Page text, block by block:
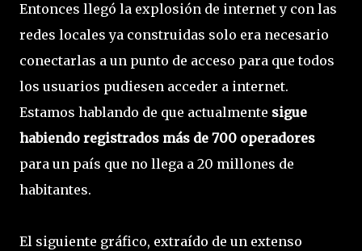
Entonces llegó la explosión de internet y con las
redes locales ya construidas solo era necesario
conectarlas a un punto de acceso para que todos
los usuarios pudiesen acceder a internet.
Estamos hablando de que actualmente sigue
habiendo registrados más de 700 operadores
para un país que no llega a 20 millones de
habitantes.
El siguiente gráfico, extraído de un extenso